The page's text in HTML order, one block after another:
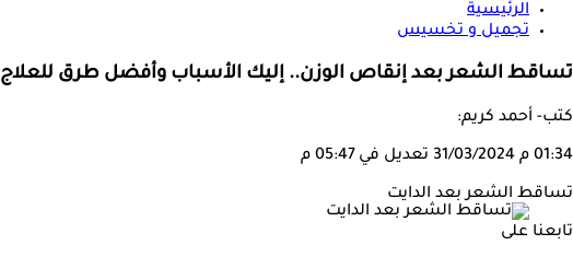
الرئيسية
تجميل و تخسيس
تساقط الشعر بعد إنقاص الوزن.. إليك الأسباب وأفضل طرق للعلاج
كتب- أحمد كريم:
01:34 م 31/03/2024 تعديل في 05:47 م
تساقط الشعر بعد الدايت
تابعنا على